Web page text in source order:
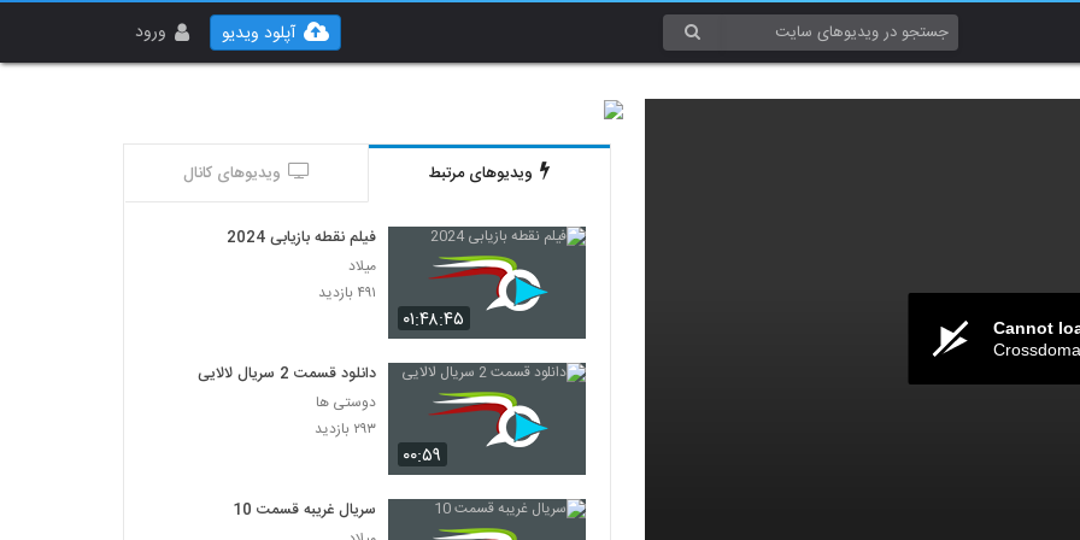
ورود آپلود ویدیو
Cannot
ویدیوهای مرتبط ویدیوهای کانال
۰۱:۴۸:۴۵
فیلم نقطه بازیابی 2024
میلاد
۴۹۱ بازدید
۰۰:۵۹
دانلود قسمت 2 سریال لالایی
دوستی ها
۲۹۳ بازدید
سریال غریبه قسمت 10